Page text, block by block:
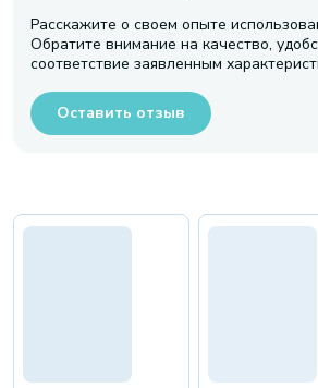
Расскажите о своем опыте
Обратите внимание на качество,
соответствие заявленным
Оставить отзыв